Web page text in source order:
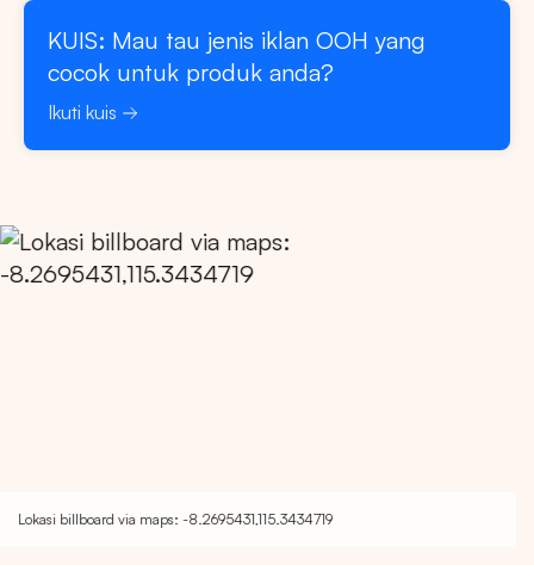
KUIS: Mau tau jenis iklan OOH yang
cocok untuk produk anda?
Ikuti kuis
Lokasi billboard via maps: -8.2695431,115.3434719